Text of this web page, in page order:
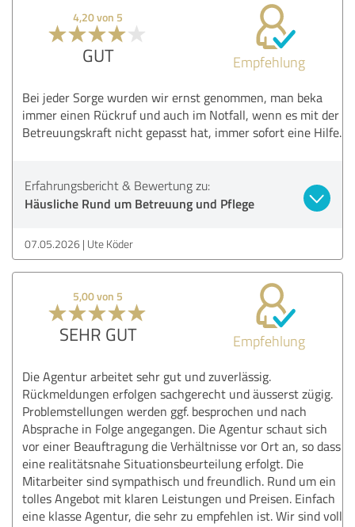
4,20 von 5
GUT Empfehlung
Bei jeder Sorge wurden wir ernst genommen, man beka
immer einen Rückruf und auch im Notfall, wenn es mit der
Betreuungskraft nicht gepasst hat, immer sofort eine Hilfe.
Erfahrungsbericht & Bewertung zu:
Häusliche Rund um Betreuung und Pflege
07.05.2026 Ute Köder
5,00 von 5
SEHR GUT Empfehlung
Die Agentur arbeitet sehr gut und zuverlässig.
Rückmeldungen erfolgen sachgerecht und äusserst zügig.
Problemstellungen werden ggf. besprochen und nach
Absprache in Folge angegangen. Die Agentur schaut sich
vor einer Beauftragung die Verhältnisse vor Ort an, so dass
eine realitätsnahe Situationsbeurteilung erfolgt. Die
Mitarbeiter sind sympathisch und freundlich. Rund um ein
tolles Angebot mit klaren Leistungen und Preisen. Einfach
eine klasse Agentur, die sehr zu empfehlen ist. Wir sind voll